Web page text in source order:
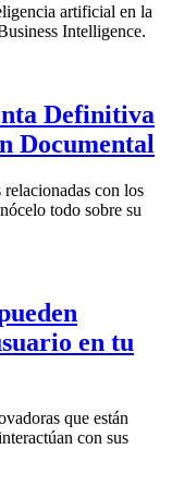
artificial en la
Intelligence.
Definitiva
Documental
con los
todo sobre su
en tu
que están
con sus